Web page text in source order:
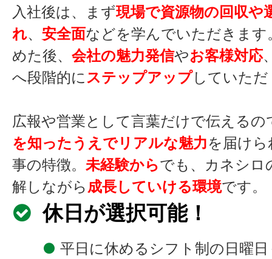
入社後は、まず現場で資源物の回収や
れ、 安全面などを学んでいただきます
めた後、 会社の魅力発信やお客様対応
へ段階的にステップアップしていた
広報や営業として言葉だけで伝えるの
を知ったうえでリアルな魅力を届け
事の特徴。 未経験からでも、カネシロ
解しながら成長していける環境です。
休日が選択可能！
● 平日に休めるシフト制の日曜